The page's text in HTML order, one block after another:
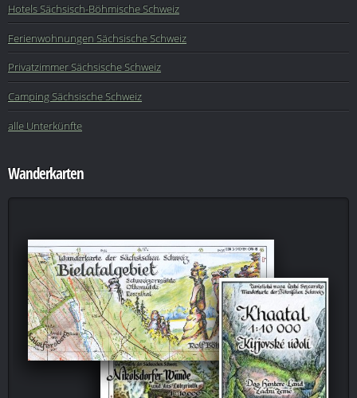
Hotels Sächsisch-Böhmische Schweiz
Ferienwohnungen Sächsische Schweiz
Privatzimmer Sächsische Schweiz
Camping Sächsische Schweiz
alle Unterkünfte
Wanderkarten